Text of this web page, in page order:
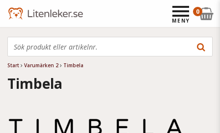
Start Varumärken 2 Timbela
Timbela
0
MENY